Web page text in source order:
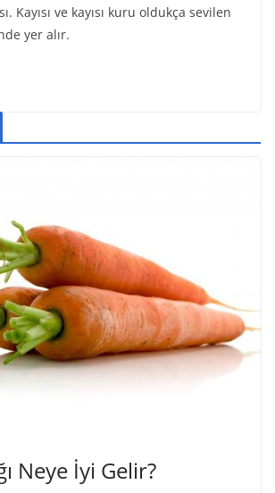
Kayısı ve kayısı kuru oldukça sevilen
yer alır.
Neye İyi Gelir?